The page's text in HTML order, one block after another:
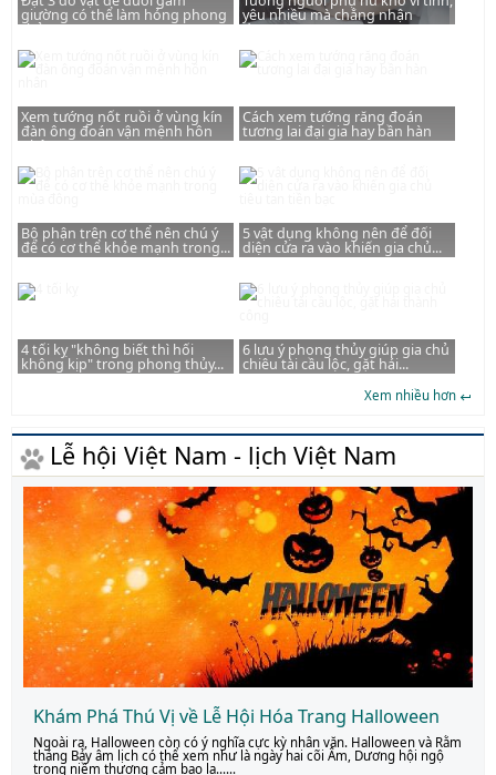
giường có thể làm hỏng phong
thủy
yêu nhiều mà chẳng nhận
được...
Xem tướng nốt ruồi ở vùng kín
đàn ông đoán vận mệnh hôn
nhân
Cách xem tướng răng đoán
tương lai đại gia hay bần hàn
Bộ phận trên cơ thể nên chú ý
để có cơ thể khỏe mạnh trong...
5 vật dụng không nên để đối
diện cửa ra vào khiến gia chủ...
4 tối kỵ "không biết thì hối
không kịp" trong phong thủy...
6 lưu ý phong thủy giúp gia chủ
chiêu tài cầu lộc, gặt hái...
Xem nhiều hơn
Lễ hội Việt Nam - lịch Việt Nam
Khám Phá Thú Vị về Lễ Hội Hóa Trang Halloween
Ngoài ra, Halloween còn có ý nghĩa cực kỳ nhân văn. Halloween và Rằm
tháng Bảy âm lịch có thể xem như là ngày hai cõi Âm, Dương hội ngộ
trong niềm thương cảm bao la......